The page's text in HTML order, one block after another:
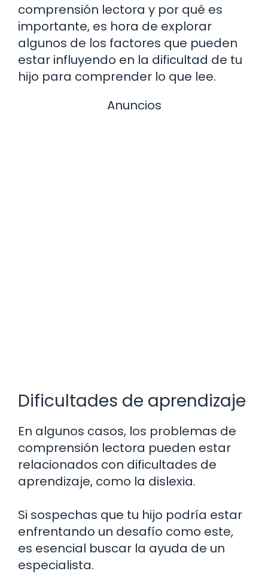
comprensión lectora y por qué es
importante, es hora de explorar
algunos de los factores que pueden
estar influyendo en la dificultad de tu
hijo para comprender lo que lee.
Anuncios
Dificultades de aprendizaje
En algunos casos, los problemas de
comprensión lectora pueden estar
relacionados con dificultades de
aprendizaje, como la dislexia.
Si sospechas que tu hijo podría estar
enfrentando un desafío como este,
es esencial buscar la ayuda de un
especialista.